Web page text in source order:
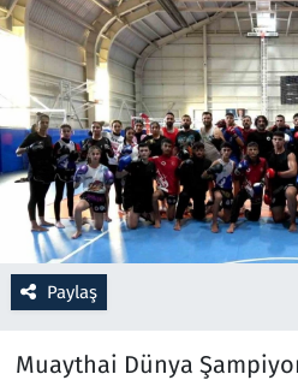
Paylaş
Muaythai Dünya
Rüya Tabirleri
Sağlık
Savunma Sanayi
Seçim 2023
Spor
Teknoloji ve Bilim